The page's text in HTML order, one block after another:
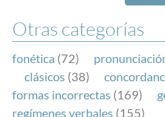
Otras categorías
fonética (72)
clásicos (38)
formas incorrectas (169)
regímenes verbales (155)